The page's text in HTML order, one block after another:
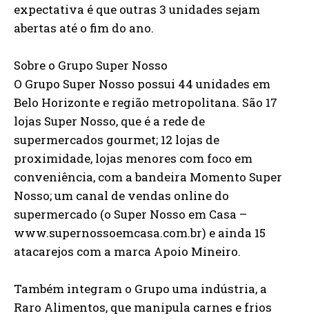
expectativa é que outras 3 unidades sejam
abertas até o fim do ano.
Sobre o Grupo Super Nosso
O Grupo Super Nosso possui 44 unidades em
Belo Horizonte e região metropolitana. São 17
lojas Super Nosso, que é a rede de
supermercados gourmet; 12 lojas de
proximidade, lojas menores com foco em
conveniência, com a bandeira Momento Super
Nosso; um canal de vendas online do
supermercado (o Super Nosso em Casa –
www.supernossoemcasa.com.br) e ainda 15
atacarejos com a marca Apoio Mineiro.
Também integram o Grupo uma indústria, a
Raro Alimentos, que manipula carnes e frios